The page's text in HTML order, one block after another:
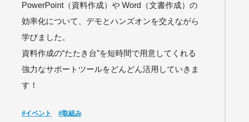
PowerPoint（資料作成）や Word（文書作成）の
効率化について、デモとハンズオンを交えながら
学びました。
資料作成の“たたき台”を短時間で用意してくれる
強力なサポートツールをどんどん活用していきま
す！
#イベント #取組み